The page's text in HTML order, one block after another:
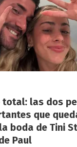
total: las dos
que
boda de Tini
Paul